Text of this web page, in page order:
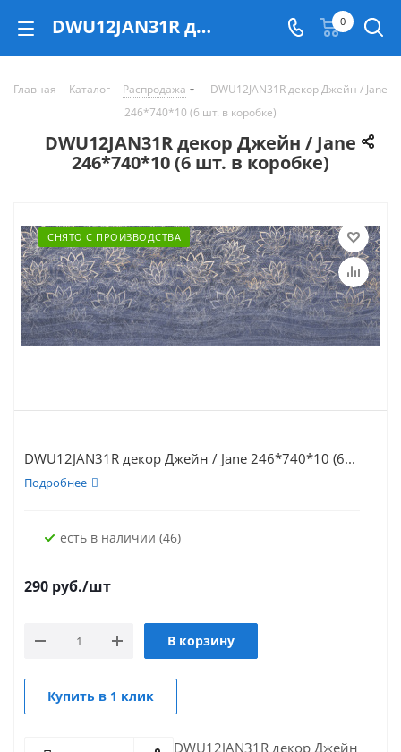
DWU12JAN31R декор Джейн / Jane 246*740*10 (6 шт. в коробке) - купить в Екатеринбурге 0
Главная - Каталог - Распродажа - DWU12JAN31R декор Джейн / Jane
246*740*10 (6 шт. в коробке)
DWU12JAN31R декор Джейн / Jane
246*740*10 (6 шт. в коробке)
СНЯТО С ПРОИЗВОДСТВА
DWU12JAN31R декор Джейн / Jane 246*740*10 (6...
Подробнее
Есть в наличии (46)
290 руб./шт
В корзину
Купить в 1 клик
DWU12JAN31R декор Джейн